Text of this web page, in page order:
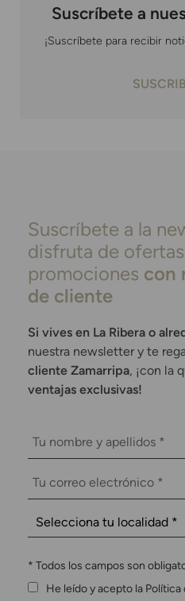
Suscríbete a
¡Suscríbete para recibir
Suscríbete a la
disfruta de
promociones con
de cliente
Si vives en La Ribera o
nuestra newsletter y te
cliente Zamarripa, ¡con la
ventajas exclusivas!
* Todos los campos son
He leído y acepto la Política